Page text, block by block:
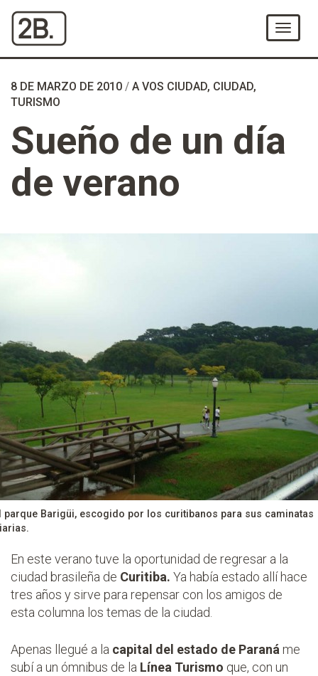
Contenido
Menú
8 DE MARZO DE 2010 / A VOS CIUDAD, CIUDAD,
TURISMO
Sueño de un día
de verano
parque Barigüi, escogido por los curitibanos para sus caminatas
En este verano tuve la oportunidad de regresar a la
ciudad brasileña de Curitiba. Ya había estado allí hace
tres años y sirve para repensar con los amigos de
esta columna los temas de la ciudad.
Apenas llegué a la capital del estado de Paraná me
subí a un ómnibus de la Línea Turismo que, con un